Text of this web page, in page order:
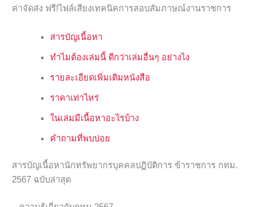
ค่าจัดส่ง ฟรี!ไฟล์เสียงเทคนิคการสอบสัมภาษณ์งานราชการ
สารบัญเนื้อหา
ทำไมต้องเล่มนี้ ดีกว่าเล่มอื่นๆ อย่างไง
รายละเอียดเพิ่มเติมหนังสือ
ราคาเท่าไหร่
ในเล่มมีเนื้อหาอะไรบ้าง
คำถามที่พบบ่อย
สารบัญเนื้อหานักทรัพยากรบุคคลปฏิบัติการ ข้าราชการ กทม.
2567 ฉบับล่าสุด